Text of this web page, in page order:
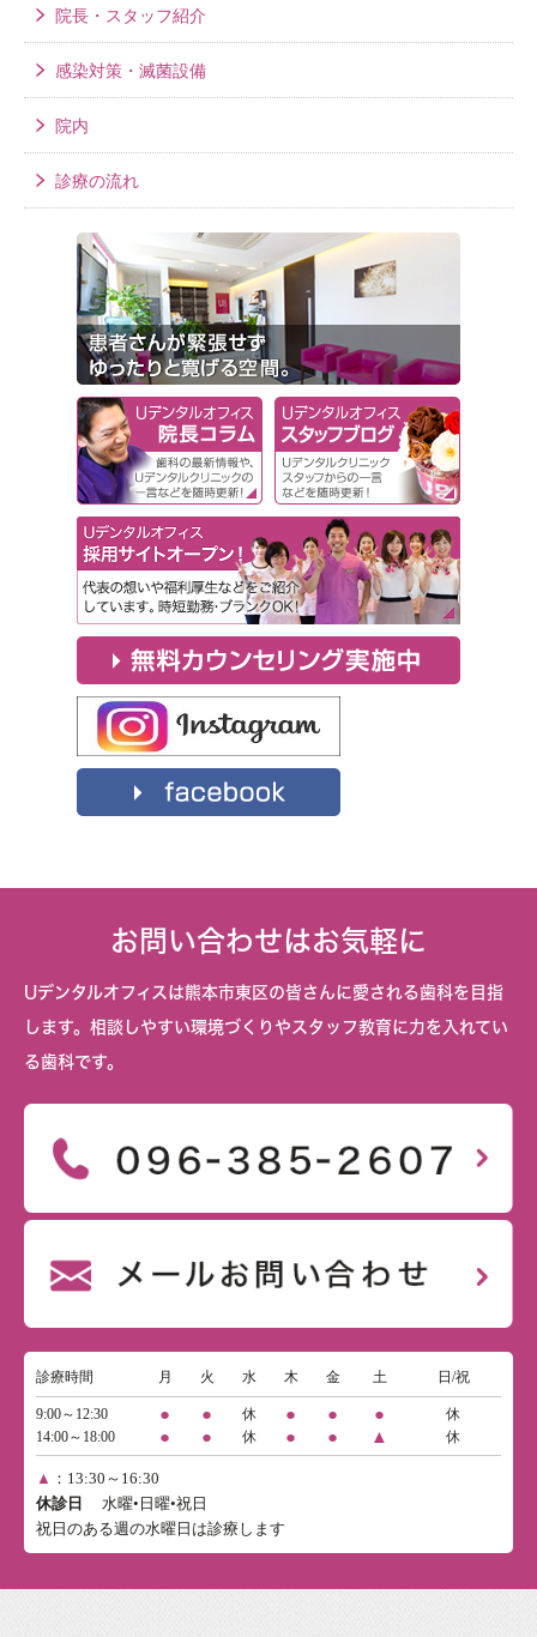
院長・スタッフ紹介
感染対策・滅菌設備
院内
診療の流れ
お問い合わせはお気軽に
Uデンタルオフィスは熊本市東区の皆さんに愛される歯科を目指
します。相談しやすい環境づくりやスタッフ教育に力を入れてい
る歯科です。
診療時間 月 火 水 木 金 土 日/祝
9:00～12:30 ● ● 休 ● ● ●
休
14:00～18:00
● ● 休 ● ● ▲ 休
▲ ：13:30～16:30
休診日
水曜•日曜•祝日
祝日のある週の水曜日は診療します